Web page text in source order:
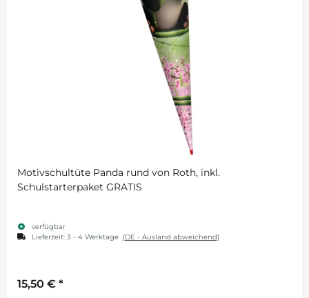
Motivschultüte Panda rund von Roth, inkl.
Schulstarterpaket GRATIS
verfügbar
Lieferzeit: 3 - 4 Werktage (DE - Ausland abweichend)
15,50 € *